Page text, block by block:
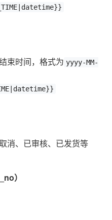
束时间，格式为 yyyy-MM-
消、已审核、已发货等
）